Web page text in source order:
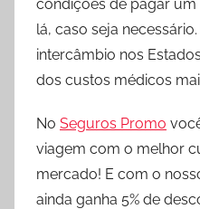
condições de pagar
lá, caso seja
intercâmbio nos
dos custos médicos
No Seguros Promo
viagem com o melhor
mercado! E com o
ainda ganha 5% de